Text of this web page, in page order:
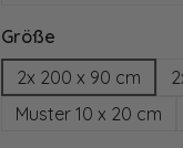
Größeauswählen
2x 200 x 90 cm
Muster 10 x 20 cm